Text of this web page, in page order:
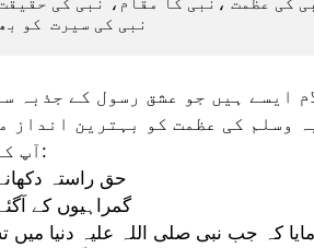
نبی کی سیرت  کو
ایسے ہیں جو عشق رسول کے جذبہ
وسلم کی عظمت کو بہترین انداز
آپ کا ایک شعر یوں ہے:
حق راستہ
گمراہیوں کے
کہ جب نبی صلی اللہ علیہ دنیا